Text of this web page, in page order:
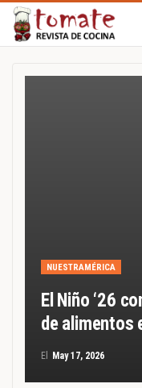
NUESTRAMÉRICA
El Niño ‘26
de alimentos
El May 17, 2026